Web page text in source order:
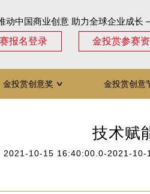
动中国商业创意 助力全球企业成长
报名登录
金投赏参赛
金投赏创意奖 ∨ 金投赏创意
技术赋
2021-10-15 16:40:00.0-2021-